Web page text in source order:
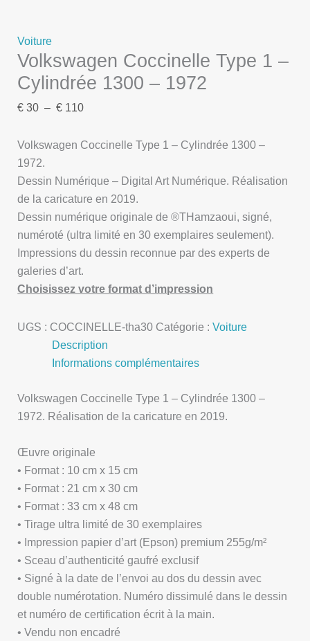
Voiture
Volkswagen Coccinelle Type 1 –
Cylindrée 1300 – 1972
€ 30 – € 110
Volkswagen Coccinelle Type 1 – Cylindrée 1300 –
1972.
Dessin Numérique – Digital Art Numérique. Réalisation
de la caricature en 2019.
Dessin numérique originale de ®THamzaoui, signé,
numéroté (ultra limité en 30 exemplaires seulement).
Impressions du dessin reconnue par des experts de
galeries d’art.
Choisissez votre format d’impression
UGS : COCCINELLE-tha30 Catégorie :Voiture
Description
Informations complémentaires
Volkswagen Coccinelle Type 1 – Cylindrée 1300 –
1972. Réalisation de la caricature en 2019.
Œuvre originale
• Format : 10 cm x 15 cm
• Format : 21 cm x 30 cm
• Format : 33 cm x 48 cm
• Tirage ultra limité de 30 exemplaires
• Impression papier d’art (Epson) premium 255g/m²
• Sceau d’authenticité gaufré exclusif
• Signé à la date de l’envoi au dos du dessin avec
double numérotation. Numéro dissimulé dans le dessin
et numéro de certification écrit à la main.
• Vendu non encadré